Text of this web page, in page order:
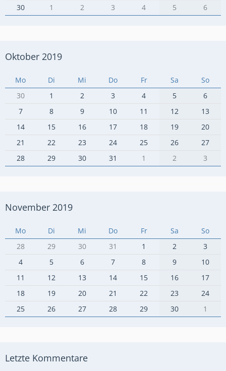
30
1 2 3 4 5 6
Oktober 2019
Mo Di Mi Do Fr Sa
So
30
1 2 3 4 5
6
7
8 9 10 11 12
13
14
15 16 17 18 19
20
21
22 23 24 25 26
27
28
29 30 31 1 2 3
November 2019
Mo Di Mi Do Fr Sa
So
28
29 30 31 1 2
3
4
5 6 7 8 9
10
11
12 13 14 15 16
17
18
19 20 21 22 23
24
25
26 27 28 29 30 1
Letzte Kommentare